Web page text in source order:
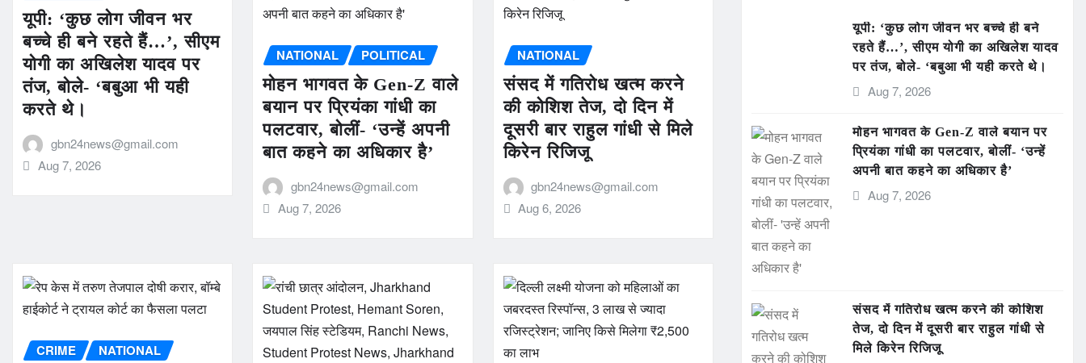
यूपी: ‘कुछ लोग जीवन भर
बच्चे ही बने रहते हैं…’, सीएम
योगी का अखिलेश यादव पर
तंज, बोले- ‘बबुआ भी यही
करते थे।
gbn24news@gmail.com
Aug 7, 2026
NATIONAL POLITICAL
मोहन भागवत के Gen-Z वाले
बयान पर प्रियंका गांधी का
पलटवार, बोलीं- ‘उन्हें अपनी
बात कहने का अधिकार है’
gbn24news@gmail.com
Aug 7, 2026
NATIONAL
संसद में गतिरोध खत्म करने
की कोशिश तेज, दो दिन में
दूसरी बार राहुल गांधी से मिले
किरेन रिजिजू
gbn24news@gmail.com
Aug 6, 2026
CRIME
NATIONAL
यूपी: ‘कुछ लोग जीवन भर बच्चे ही बने
रहते हैं…’, सीएम योगी का अखिलेश यादव
पर तंज, बोले- ‘बबुआ भी यही करते थे।
Aug 7, 2026
मोहन भागवत के Gen-Z वाले बयान पर
प्रियंका गांधी का पलटवार, बोलीं- ‘उन्हें
अपनी बात कहने का अधिकार है’
Aug 7, 2026
संसद में गतिरोध खत्म करने की कोशिश
तेज, दो दिन में दूसरी बार राहुल गांधी से
मिले किरेन रिजिजू